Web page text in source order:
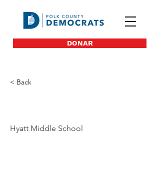
DONAR
< Back
Hyatt Middle School